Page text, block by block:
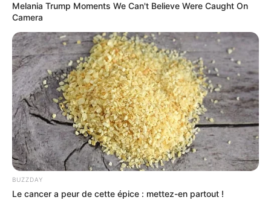
Melania Trump Moments We Can't Believe Were Caught On
Camera
BUZZDAY
Le cancer a peur de cette épice : mettez-en partout !